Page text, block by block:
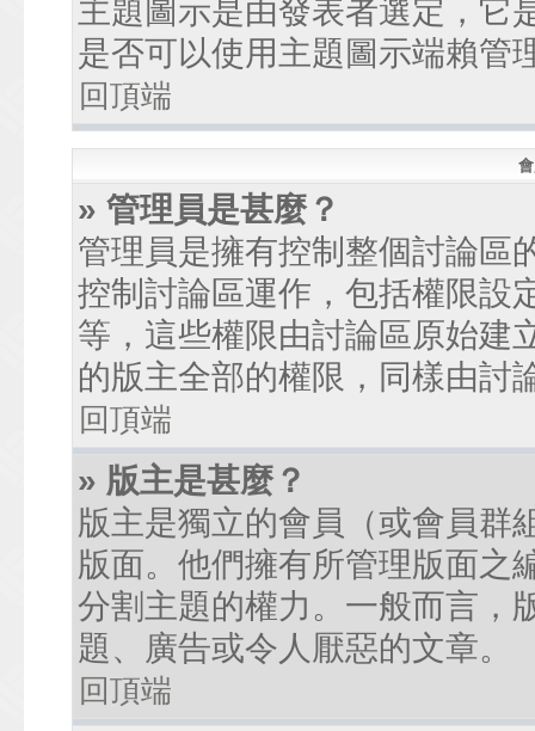
主題圖示是由發表者選定，它
是否可以使用主題圖示端賴管
回頂端
» 管理員是甚麼？
管理員是擁有控制整個討論區
控制討論區運作，包括權限設
等，這些權限由討論區原始建
的版主全部的權限，同樣由討
回頂端
» 版主是甚麼？
版主是獨立的會員（或會員群
版面。他們擁有所管理版面之
分割主題的權力。一般而言，
題、廣告或令人厭惡的文章。
回頂端